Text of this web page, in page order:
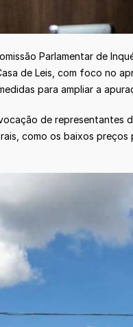
Parlamentar de
de Leis, com foco no
para ampliar a
de
como os baixos